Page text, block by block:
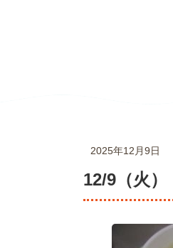
2025年12月9日
12/9（火）